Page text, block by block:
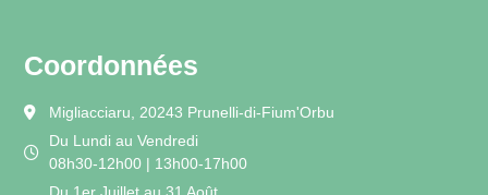
Coordonnées
Migliacciaru, 20243 Prunelli-di-Fium'Orbu
Du Lundi au Vendredi
08h30-12h00 | 13h00-17h00
Du 1er Juillet au 31 Août